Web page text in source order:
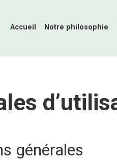
Accueil Notre philosophie
générales